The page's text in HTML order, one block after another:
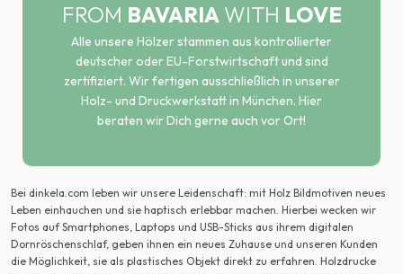
FROM BAVARIAWITH LOVE
Alle unsere Hölzer stammen aus kontrollierter
deutscher oder EU-Forstwirtschaft und sind
zertifiziert. Wir fertigen ausschließlich in unserer
Holz- und Druckwerkstatt in München. Hier
beraten wir Dich gerne auch vor Ort!
Bei dinkela.com leben wir unsere Leidenschaft: mit Holz Bildmotiven neues
Leben einhauchen und sie haptisch erlebbar machen. Hierbei wecken wir
Fotos auf Smartphones, Laptops und USB-Sticks aus ihrem digitalen
Dornröschenschlaf, geben ihnen ein neues Zuhause und unseren Kunden
die Möglichkeit, sie als plastisches Objekt direkt zu erfahren. Holzdrucke